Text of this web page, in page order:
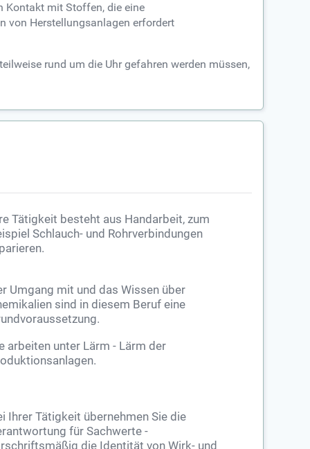
Kontakt mit Stoffen, die eine
von Herstellungsanlagen erfordert
rund um die Uhr gefahren werden müssen,
Tätigkeit besteht aus Handarbeit, zum
Schlauch- und Rohrverbindungen
Umgang mit und das Wissen über
sind in diesem Beruf eine
arbeiten unter Lärm - Lärm der
Ihrer Tätigkeit übernehmen Sie die
für Sachwerte -
die Identität von Wirk- und